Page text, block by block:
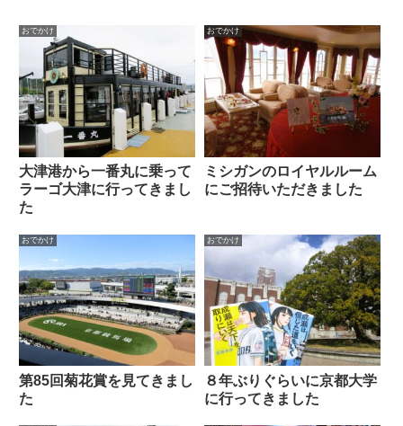
おでかけ
大津港から一番丸に乗って
ラーゴ大津に行ってきまし
た
おでかけ
ミシガンのロイヤルルーム
にご招待いただきました
おでかけ
第85回菊花賞を見てきまし
た
おでかけ
８年ぶりぐらいに京都大学
に行ってきました